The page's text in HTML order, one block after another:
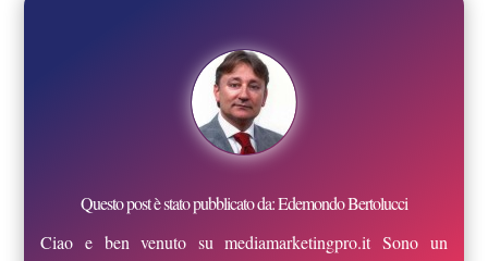
Questo post è stato pubblicato da: Edemondo Bertolucci
Ciao e ben venuto su mediamarketingpro.it Sono un